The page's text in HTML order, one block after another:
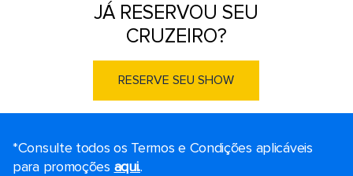
JÁ RESERVOU SEU
CRUZEIRO?
RESERVE SEU SHOW
*Consulte todos os Termos e Condições aplicáveis ​​
para promoções aqui..